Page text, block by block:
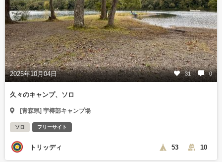
2025年10月04日 31 0
久々のキャンプ、ソロ
[青森県] 宇樽部キャンプ場
ソロ フリーサイト
トリッディ 53 10